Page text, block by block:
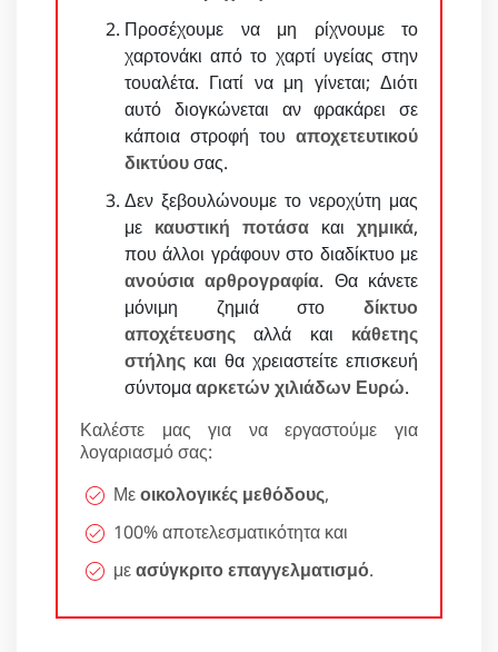
Προσέχουμε να μη ρίχνουμε το
χαρτονάκι από το χαρτί υγείας στην
τουαλέτα. Γιατί να μη γίνεται; Διότι
αυτό διογκώνεται αν φρακάρει σε
κάποια στροφή του αποχετευτικού
δικτύουσας.
Δεν ξεβουλώνουμε το νεροχύτη μας
με καυστική ποτάσα και χημικά,
που άλλοι γράφουν στο διαδίκτυο με
ανούσια αρθρογραφία. Θα κάνετε
μόνιμη ζημιά στο δίκτυο
αποχέτευσης αλλά και κάθετης
στήλης και θα χρειαστείτε επισκευή
σύντομααρκετών χιλιάδων Ευρώ.
Καλέστε μας για να εργαστούμε για
λογαριασμό σας:
Μεοικολογικές μεθόδους,
100% αποτελεσματικότητα και
μεασύγκριτο επαγγελματισμό.